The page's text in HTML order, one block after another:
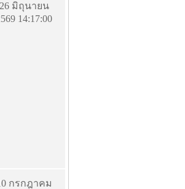
26 มิถุนายน
14:17:00
กรกฎาคม